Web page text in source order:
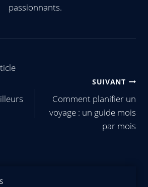
passionnants.
SUIVANT
Comment planifier un
voyage : un guide mois
par mois